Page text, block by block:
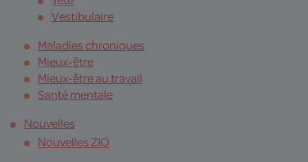
Vestibulaire
Maladies chroniques
Mieux-être
Mieux-être au travail
Santé mentale
Nouvelles
Nouvelles ZIO